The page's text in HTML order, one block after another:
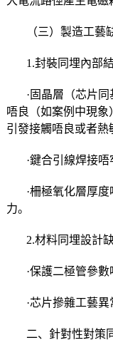
（三）製造工藝
1.封裝同埋內部
·固晶層（芯片
唔良（如案例中現象
引發接觸唔良或者熱
·鍵合引線焊接
·柵極氧化層厚
力。
2.材料同埋設計
·保護二極管參
·芯片摻雜工藝
二、針對性對策